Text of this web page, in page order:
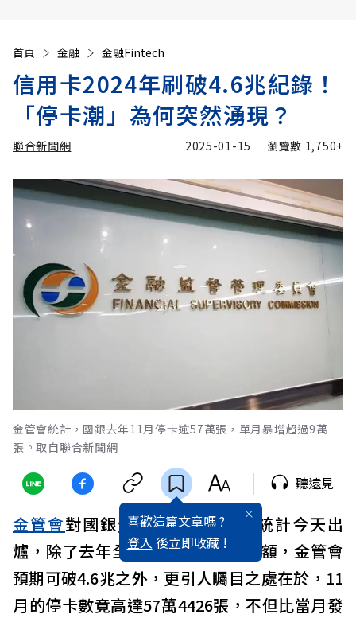
首頁 金融 金融Fintech
信用卡2024年刷破4.6兆紀錄！
「停卡潮」為何突然湧現？
聯合新聞網 2025-01-15 瀏覽數 1,750+
金管會統計，國銀去年11月停卡逾57萬張，單月暴增超過9萬
張。取自聯合新聞網
喜歡這篇文章嗎 ?
登入 後立即收藏 !
聽遠見
金管會對國銀信用卡業務的最新統計今天出
爐，除了去年全年的信用卡簽帳金額，金管會
預期可破4.6兆之外，更引人矚目之處在於，11
月的停卡數竟高達57萬4426張，不但比當月發